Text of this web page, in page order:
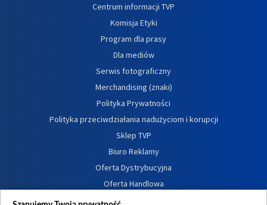
Centrum informacji TVP
Komisja Etyki
Program dla prasy
Dla mediów
Serwis fotograficzny
Merchandising (znaki)
Polityka Prywatności
Polityka przeciwdziałania nadużyciom i korupcji
Sklep TVP
Biuro Reklamy
Oferta Dystrybucyjna
Oferta Handlowa
Dostępność